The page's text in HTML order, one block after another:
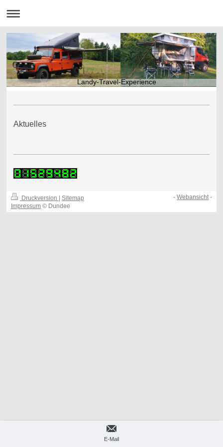
Landy-Travel-Experience
Aktuelles
Druckversion
Sitemap
Impressum© Dundee
-Webansicht-
E-Mail